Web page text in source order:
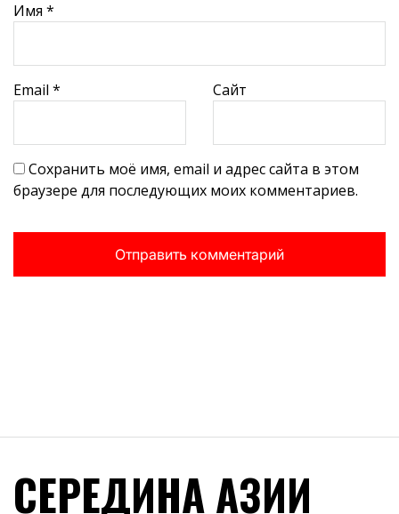
Имя *
Email * Сайт
Сохранить моё имя, email и адрес сайта в этом
браузере для последующих моих комментариев.
СЕРЕДИНА АЗИИ